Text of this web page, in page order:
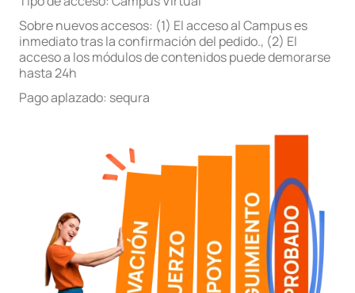
Sobre nuevos accesos: (1) El acceso al Campus es
inmediato tras la confirmación del pedido., (2) El
acceso a los módulos de contenidos puede demorarse
hasta 24h
Pago aplazado: sequra